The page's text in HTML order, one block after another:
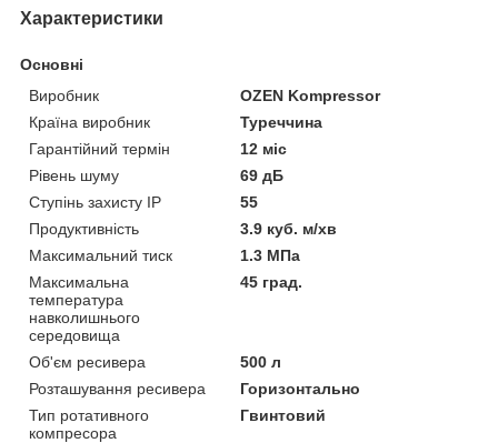
Характеристики
Основні
Виробник
OZEN Kompressor
Країна виробник
Туреччина
Гарантійний термін
12 міс
Рівень шуму
69 дБ
Ступінь захисту IP
55
Продуктивність
3.9 куб. м/хв
Максимальний тиск
1.3 МПа
Максимальна
температура
навколишнього
середовища
45 град.
Об'єм ресивера
500 л
Розташування ресивера
Горизонтально
Тип ротативного
компресора
Гвинтовий